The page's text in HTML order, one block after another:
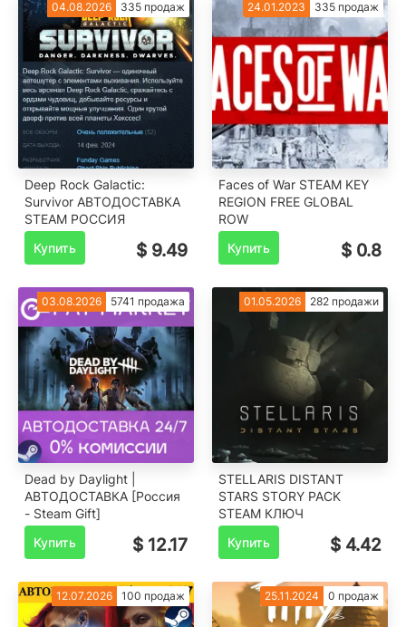
04.08.2026 335 продаж
Deep Rock Galactic:
Survivor АВТОДОСТАВКА
STEAM РОССИЯ
Купить
$ 9.49
24.01.2023 335 продаж
Faces of War STEAM KEY
REGION FREE GLOBAL
ROW
Купить
$ 0.8
03.08.2026 5741 продажа
️Dead by Daylight |
АВТОДОСТАВКА [Россия
- Steam Gift]
Купить
$ 12.17
01.05.2026 282 продажи
STELLARIS DISTANT
STARS STORY PACK
STEAM КЛЮЧ
Купить
$ 4.42
12.07.2026 100 продаж 25.11.2024 0 продаж